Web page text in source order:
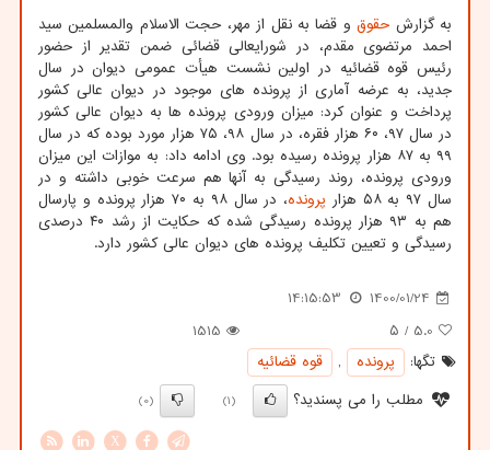
به گزارش حقوقو قضا به نقل از مهر، حجت الاسلام والمسلمین سید
احمد مرتضوی مقدم، در شورایعالی قضائی ضمن تقدیر از حضور
رئیس قوه قضائیه در اولین نشست هیأت عمومی دیوان در سال
جدید، به عرضه آماری از پرونده های موجود در دیوان عالی کشور
پرداخت و عنوان کرد: میزان ورودی پرونده ها به دیوان عالی کشور
در سال ۹۷، ۶۰ هزار فقره، در سال ۹۸، ۷۵ هزار مورد بوده که در سال
۹۹ به ۸۷ هزار پرونده رسیده بود. وی ادامه داد: به موازات این میزان
ورودی پرونده، روند رسیدگی به آنها هم سرعت خوبی داشته و در
سال ۹۷ به ۵۸ هزار
پرونده
، در سال ۹۸ به ۷۰ هزار پرونده و پارسال
هم به ۹۳ هزار پرونده رسیدگی شده که حکایت از رشد ۴۰ درصدی
رسیدگی و تعیین تکلیف پرونده های دیوان عالی کشور دارد.
1400/01/24
14:15:53
5.0 / ۵
1515
تگها:
پرونده ,
قوه قضائیه
مطلب را می پسندید؟
(1)
(0)
X